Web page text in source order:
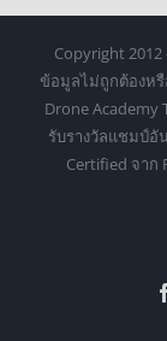
Copyright
ข้อมูลไม่ถูกต้องห
Drone
รับรางวัลแชมป์อั
Certified จาก